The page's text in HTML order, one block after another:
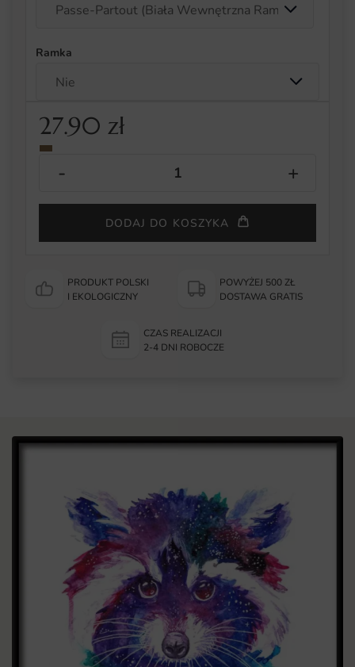
Ramka
27.90 zł
DODAJ DO KOSZYKA
PRODUKT POLSKI
I EKOLOGICZNY
POWYŻEJ 500 ZŁ
DOSTAWA GRATIS
CZAS REALIZACJI
2-4 DNI ROBOCZE